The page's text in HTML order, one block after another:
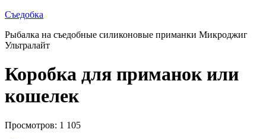
Съедобка
Рыбалка на съедобные силиконовые приманки Микроджиг
Ультралайт
Коробка для приманок или
кошелек
Просмотров: 1 105